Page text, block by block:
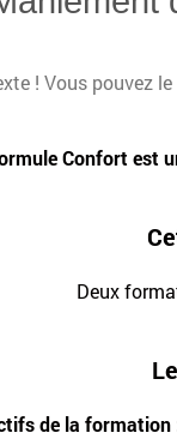
! Vous pouvez
Confort est
Deux
de la formation